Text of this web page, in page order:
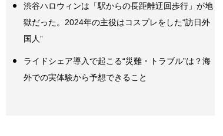
渋谷ハロウィンは「駅からの長距離迂回歩行」が地
獄だった。2024年の主役はコスプレをした“訪日外
国人”
ライドシェア導入で起こる“災難・トラブル”は？海
外での実体験から予想できること